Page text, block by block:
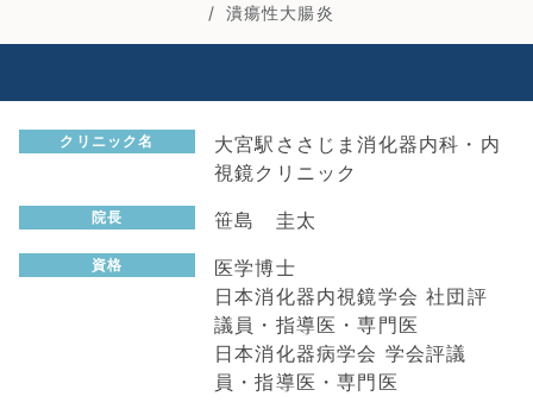
潰瘍性大腸炎
クリニック名
大宮駅ささじま消化器内科・内
視鏡クリニック
院長 笹島 圭太
資格
医学博士
日本消化器内視鏡学会 社団評
議員・指導医・専門医
日本消化器病学会 学会評議
員・指導医・専門医